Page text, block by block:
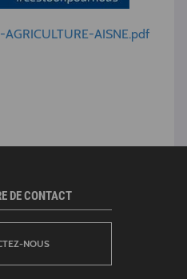
AISNE.pdf
DE CONTACT
NOUS